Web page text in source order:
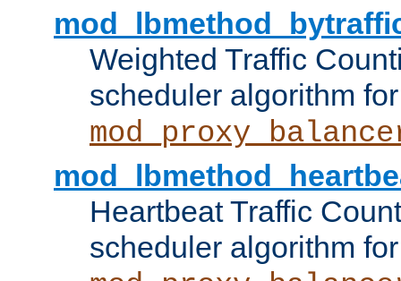
Weighted Traffic
scheduler algorithm for
Heartbeat Traffic
scheduler algorithm for